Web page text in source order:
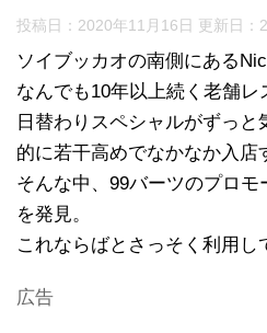
投稿日：2020年11月16日 更新日：
ソイブッカオの南側にある
なんでも10年以上続く老舗レ
日替わりスペシャルがずっ
的に若干高めでなかなか入店
そんな中、99バーツのプロ
を発見。
これならばとさっそく利用し
広告